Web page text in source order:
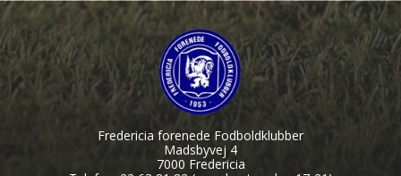
Fredericia forenede Fodboldklubber
Madsbyvej 4
7000 Fredericia